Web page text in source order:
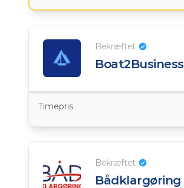
Bekræftet
Boat2Business
Timepris
Bekræftet
Bådklargøring